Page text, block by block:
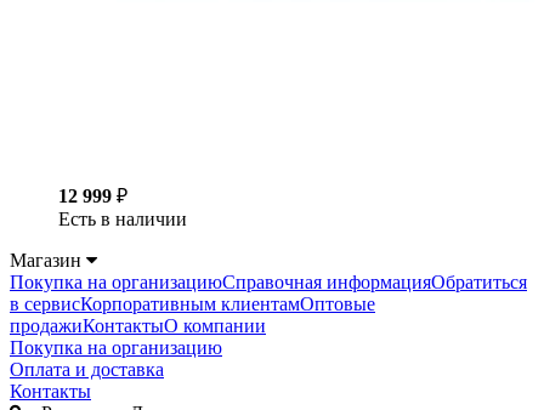
12 999 ₽
Есть в наличии
Магазин
Покупка на организациюСправочная информацияОбратиться
в сервисКорпоративным клиентамОптовые
продажиКонтактыО компании
Покупка на организацию
Оплата и доставка
Контакты